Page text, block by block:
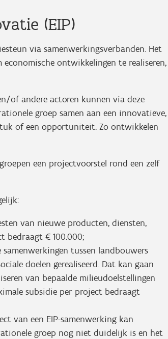
(EIP)
via samenwerkingsverbanden. Het
ontwikkelingen te realiseren,
of andere actoren kunnen via deze
groep samen aan een innovatieve,
of een opportuniteit. Zo ontwikkelen
een projectvoorstel rond een zelf
van nieuwe producten, diensten,
bedraagt € 100.000;
tussen landbouwers
doelen gerealiseerd. Dat kan gaan
van bepaalde milieudoelstellingen
subsidie per project bedraagt
van een EIP-samenwerking kan
groep nog niet duidelijk is en het